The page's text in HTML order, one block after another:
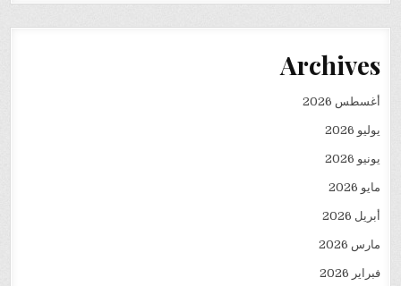
Archives
أغسطس 2026
يوليو 2026
يونيو 2026
مايو 2026
أبريل 2026
مارس 2026
فبراير 2026